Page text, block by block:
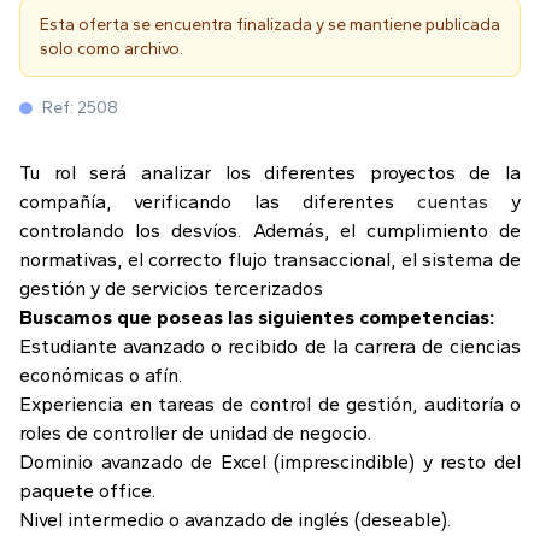
Esta oferta se encuentra finalizada y se mantiene publicada
solo como archivo.
Ref: 2508
Tu rol será analizar los diferentes proyectos de la
compañía, verificando las diferentes cuentas
y
controlando los desvíos. Además, el cumplimiento de
normativas, el correcto flujo transaccional, el sistema de
gestión y de servicios tercerizados
Buscamos que poseas las siguientes competencias:
Estudiante avanzado o recibido de la carrera de ciencias
económicas o afín.
Experiencia en tareas de control de gestión, auditoría o
roles de controller de unidad de negocio.
Dominio avanzado de Excel (imprescindible) y resto del
paquete office.
Nivel intermedio o avanzado de inglés (deseable).